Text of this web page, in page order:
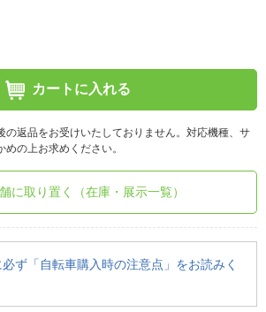
カートに入れる
返品をお受けいたしておりません。対応機種、サ
の上お求めください。
に取り置く（在庫・展示一覧）
ず「自転車購入時の注意点」をお読みく